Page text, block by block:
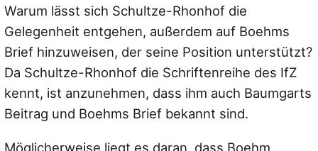
Warum lässt sich Schultze-Rhonhof die
Gelegenheit entgehen, außerdem auf Boehms
Brief hinzuweisen, der seine Position unterstützt?
Da Schultze-Rhonhof die Schriftenreihe des IfZ
kennt, ist anzunehmen, dass ihm auch Baumgarts
Beitrag und Boehms Brief bekannt sind.
Möglicherweise liegt es daran, dass Boehm